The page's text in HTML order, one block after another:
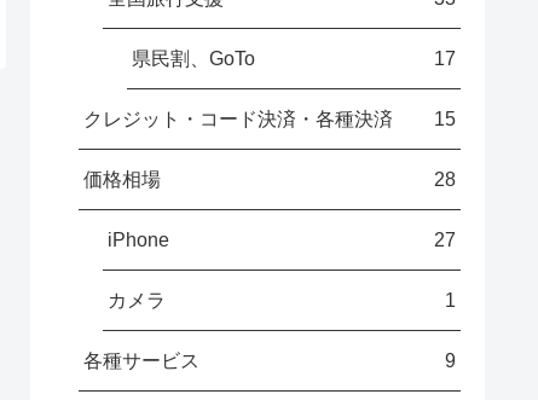
県民割、GoTo 17
クレジット・コード決済・各種決済 15
価格相場 28
iPhone 27
カメラ 1
各種サービス 9